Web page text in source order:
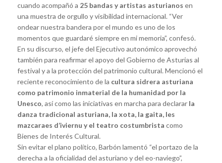
cuando acompañó a 25 bandas y artistas asturianos en
una muestra de orgullo y visibilidad internacional. “Ver
ondear nuestra bandera por el mundo es uno de los
momentos que guardaré siempre en mi memoria”, confesó.
En su discurso, el jefe del Ejecutivo autonómico aprovechó
también para reafirmar el apoyo del Gobierno de Asturias al
festival y a la protección del patrimonio cultural. Mencionó el
reciente reconocimiento de la cultura sidrera asturiana
como patrimonio inmaterial de la humanidad por la
Unesco, así como las iniciativas en marcha para declarar la
danza tradicional asturiana, la xota, la gaita, les
mazcaraes d’iviernu y el teatro costumbrista como
Bienes de Interés Cultural.
Sin evitar el plano político, Barbón lamentó “el portazo de la
derecha a la oficialidad del asturiano y del eo-naviego”,